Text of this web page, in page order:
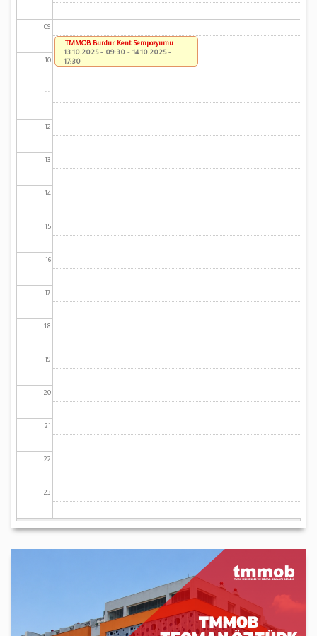
09
10
11
12
13
14
15
16
17
18
19
20
21
22
23
TMMOB Burdur Kent Sempozyumu
13.10.2025 - 09:30 -14.10.2025 -
17:30